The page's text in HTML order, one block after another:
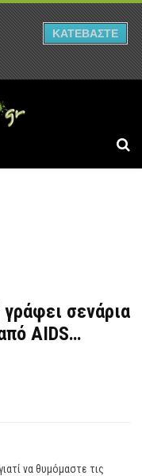
σενάρια
AIDS…
να θυμόμαστε τις
ΚΑΤΕΒΑΣΤΕ